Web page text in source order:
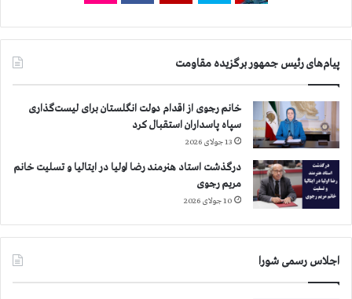
پیام‌های رئیس جمهور برگزیده مقاومت
خانم رجوی از اقدام دولت انگلستان برای لیست‌گذاری
سپاه پاسداران استقبال کرد
13 جولای 2026
درگذشت استاد هنرمند رضا اولیا در ایتالیا و تسلیت خانم
مریم رجوی
10 جولای 2026
اجلاس رسمی شورا